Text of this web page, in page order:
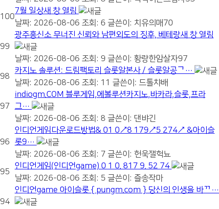
100
7월 일상새 창 열림
날짜: 2026-08-06 조회: 6 글쓴이: 치유의매70
99
광주흥신소 무너진 신뢰와 남편외도의 징후, 베테랑새 창 열림
날짜: 2026-08-06 조회: 9 글쓴이: 황량한암살자97
98
카지노 솔루션: 드림팩토리 슬롯알본사 / 슬롯알공ᄀ…
날짜: 2026-08-06 조회: 11 글쓴이: 드톨챠배
97
indiogm.COM 블루게임,에볼루션카지노,바카라,슬롯,프라
그…
날짜: 2026-08-06 조회: 8 글쓴이: 댄뱌긴툠
96
인디언게임다운로드방법& 01 0↗8 179↗5 274↗ &아이슬
롯9…
날짜: 2026-08-06 조회: 7 글쓴이: 헌욱잴헉뇨
95
인디언게임(인디언game) 0 1 0. 817 9. 52 74
날짜: 2026-08-06 조회: 5 글쓴이: 즐송작마
94
인디언game 아이슬롯 { pungm.com } 당신의 인생을 바ᄁ…